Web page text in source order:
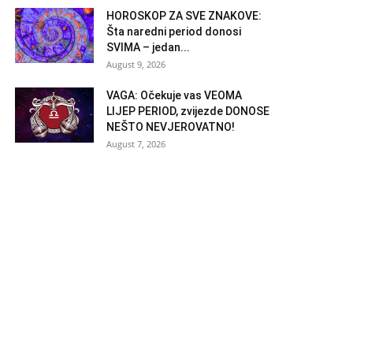
HOROSKOP ZA SVE ZNAKOVE:
Šta naredni period donosi
SVIMA – jedan...
August 9, 2026
VAGA: Očekuje vas VEOMA
LIJEP PERIOD, zvijezde DONOSE
NEŠTO NEVJEROVATNO!
August 7, 2026